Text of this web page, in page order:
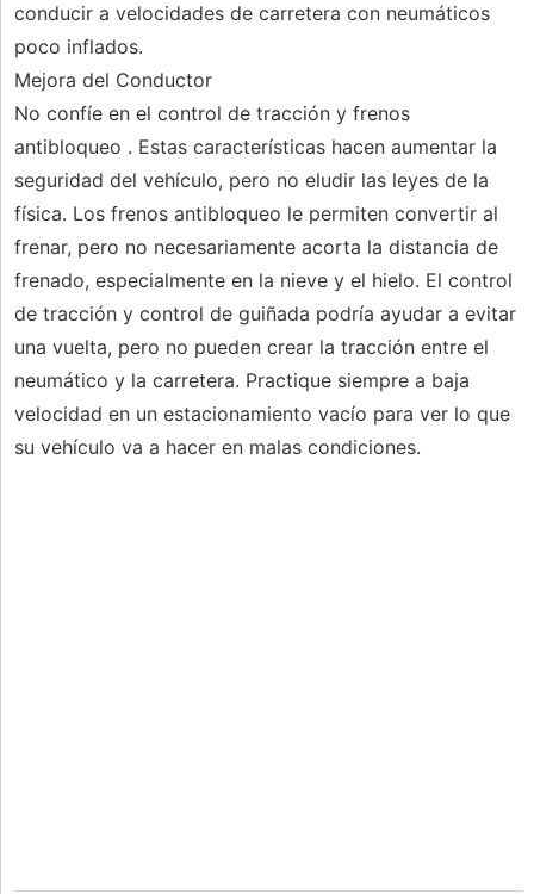
conducir a velocidades de carretera con neumáticos
poco inflados.
Mejora del Conductor
No confíe en el control de tracción y frenos
antibloqueo . Estas características hacen aumentar la
seguridad del vehículo, pero no eludir las leyes de la
física. Los frenos antibloqueo le permiten convertir al
frenar, pero no necesariamente acorta la distancia de
frenado, especialmente en la nieve y el hielo. El control
de tracción y control de guiñada podría ayudar a evitar
una vuelta, pero no pueden crear la tracción entre el
neumático y la carretera. Practique siempre a baja
velocidad en un estacionamiento vacío para ver lo que
su vehículo va a hacer en malas condiciones.